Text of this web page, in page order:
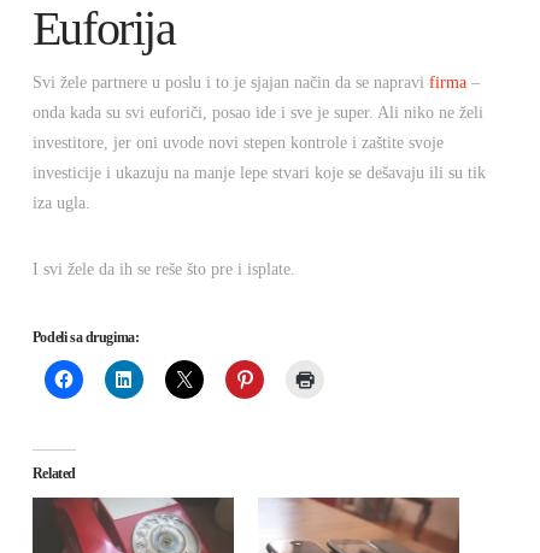
Euforija
Svi žele partnere u poslu i to je sjajan način da se napravi firma–
onda kada su svi euforiči, posao ide i sve je super. Ali niko ne želi
investitore, jer oni uvode novi stepen kontrole i zaštite svoje
investicije i ukazuju na manje lepe stvari koje se dešavaju ili su tik
iza ugla.
I svi žele da ih se reše što pre i isplate.
Podeli sa drugima:
Related